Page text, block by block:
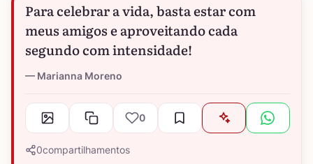
Para celebrar a vida, basta estar com
meus amigos e aproveitando cada
segundo com intensidade!
Marianna Moreno
0
0compartilhamentos